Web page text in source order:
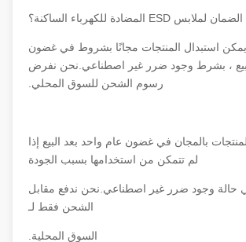
المنتجات مجانًا بشروط في غضون
، بشرط وجود ضرر غير اصطناعي.نحن نفرض
رسوم الشحن للسوق المحلي.
بالمجان في غضون عام واحد بعد البيع إذا
لم تتمكن من استخدامها بسبب الجودة
وجود ضرر غير اصطناعي.نحن ندفع مقابل
الشحن فقط لـ
السوق المحلية.